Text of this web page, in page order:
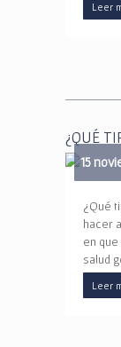
Leer
¿QUÉ
15
¿Qué
hacer
en
salud
Leer